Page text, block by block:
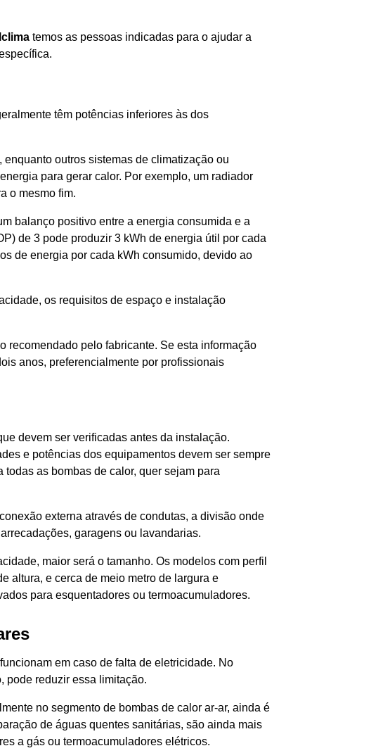
temos as pessoas indicadas para o ajudar a
têm potências inferiores às dos
outros sistemas de climatização ou
para gerar calor. Por exemplo, um radiador
o mesmo fim.
balanço positivo entre a energia consumida e a
de 3 pode produzir 3 kWh de energia útil por cada
de energia por cada kWh consumido, devido ao
os requisitos de espaço e instalação
recomendado pelo fabricante. Se esta informação
anos, preferencialmente por profissionais
devem ser verificadas antes da instalação.
e potências dos equipamentos devem ser sempre
as bombas de calor, quer sejam para
externa através de condutas, a divisão onde
garagens ou lavandarias.
maior será o tamanho. Os modelos com perfil
altura, e cerca de meio metro de largura e
para esquentadores ou termoacumuladores.
em caso de falta de eletricidade. No
pode reduzir essa limitação.
no segmento de bombas de calor ar-ar, ainda é
de águas quentes sanitárias, são ainda mais
a gás ou termoacumuladores elétricos.